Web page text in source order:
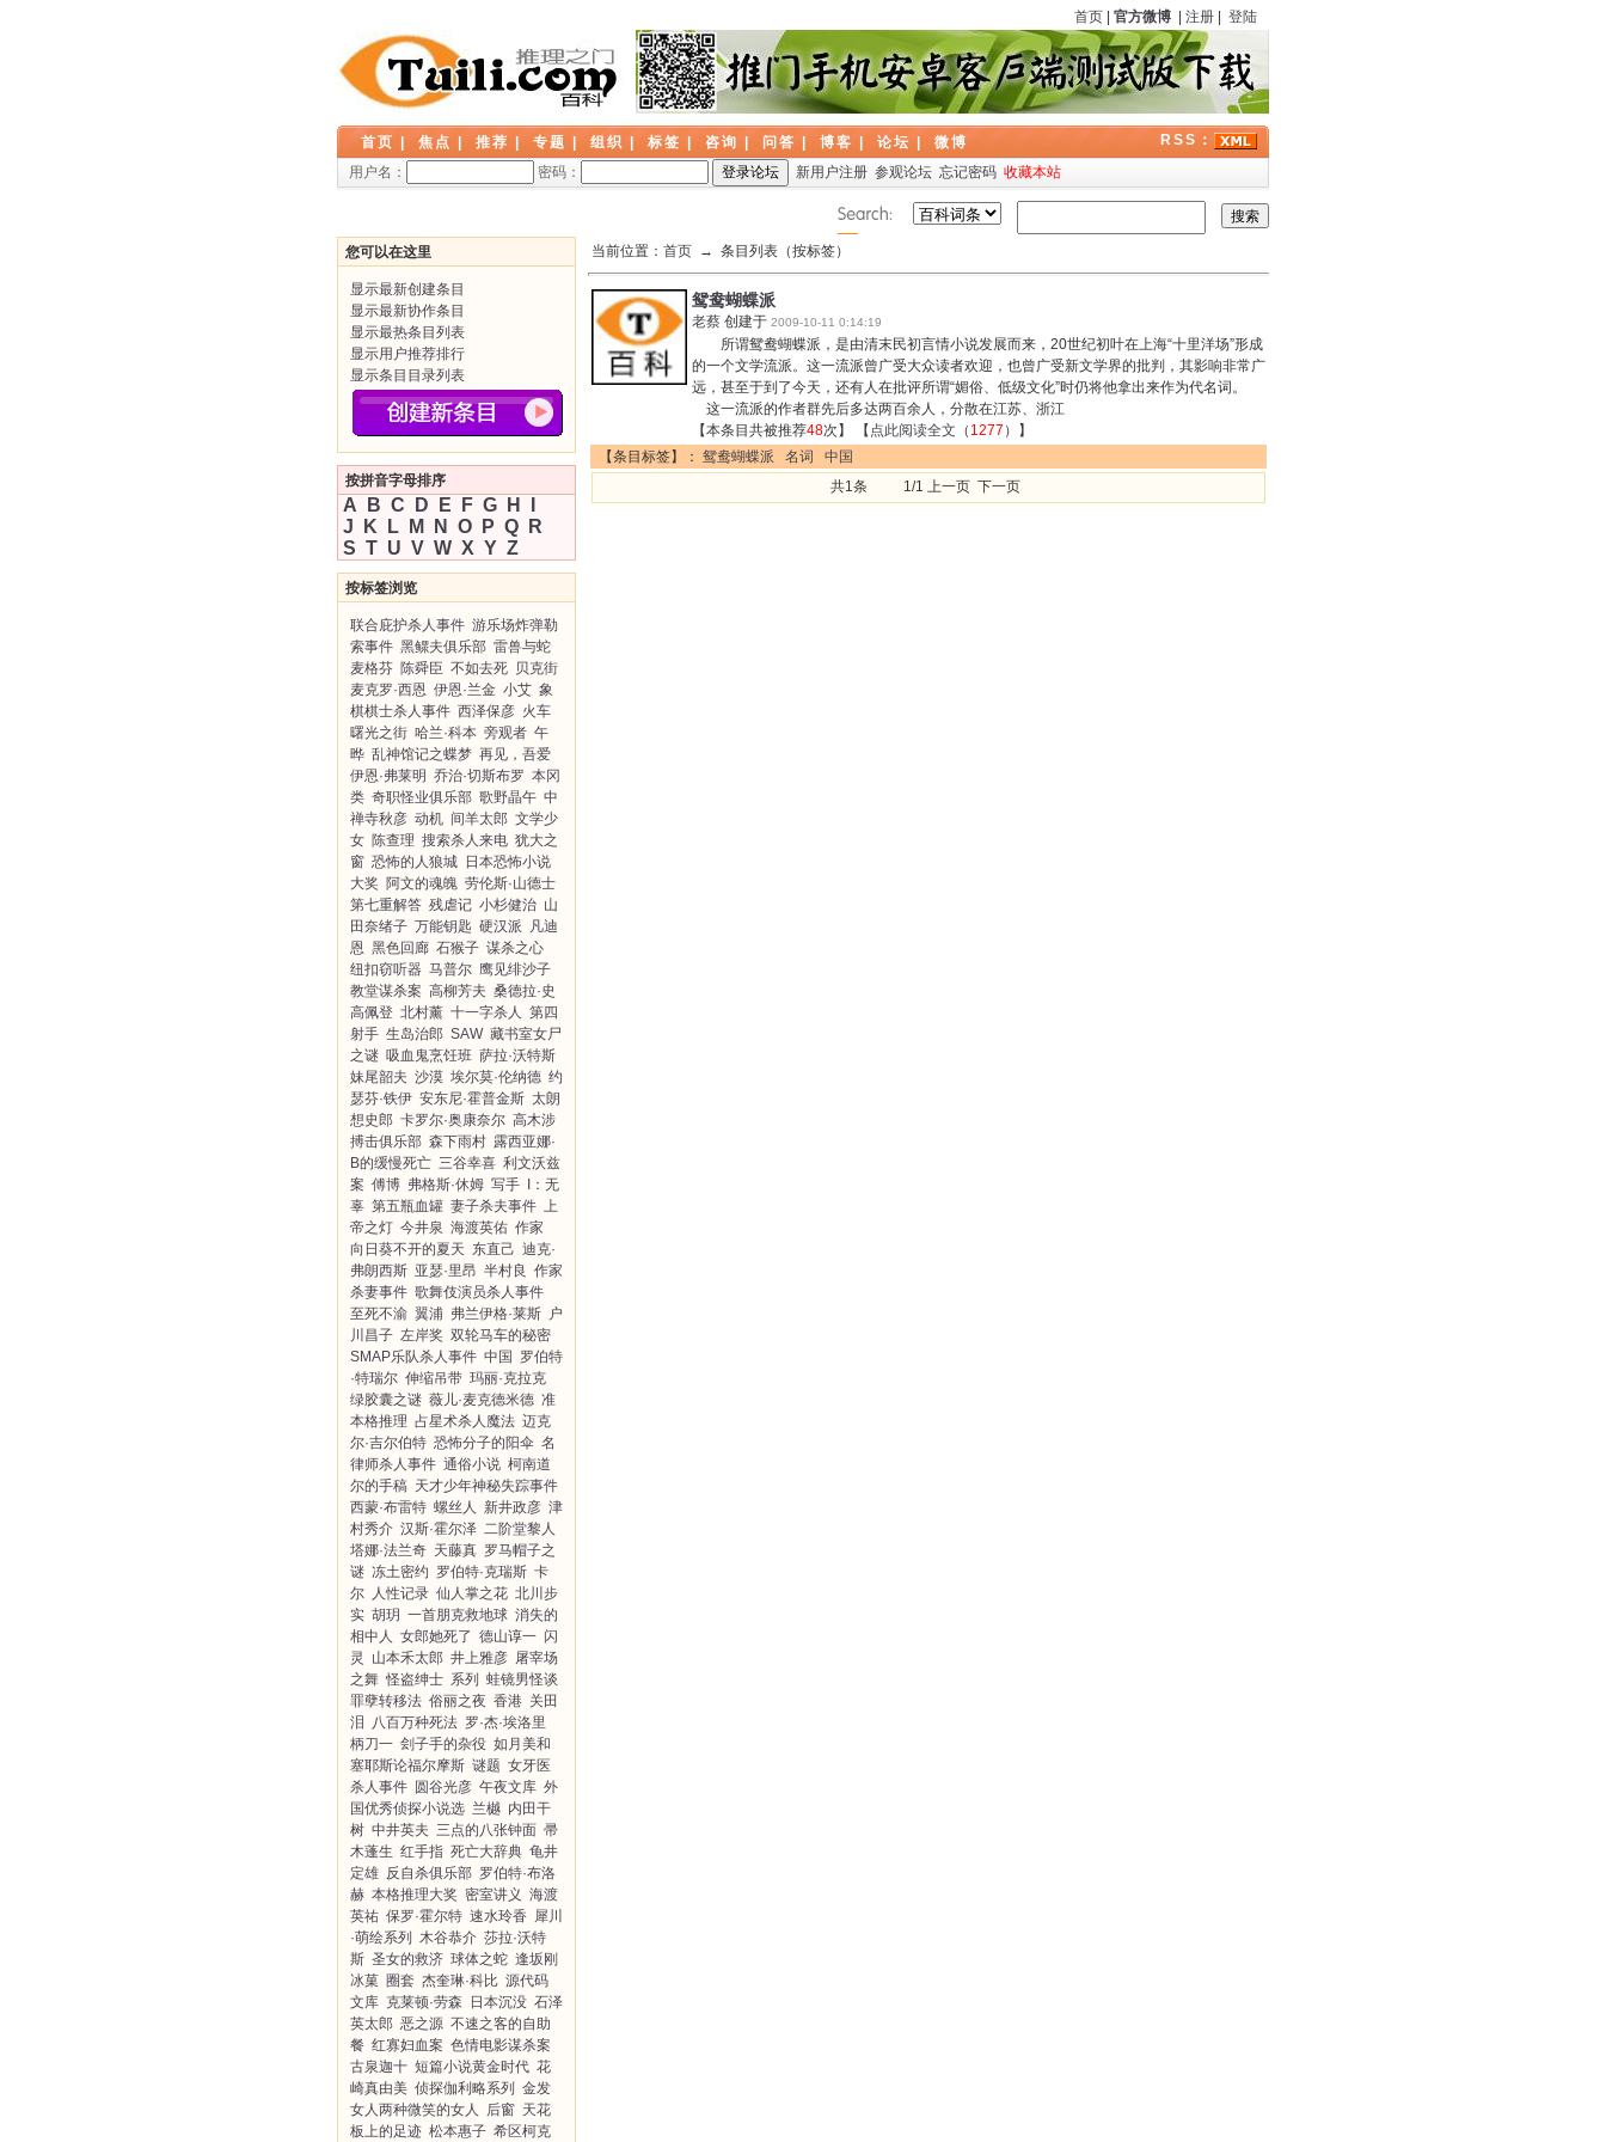
首页 官方微博 注册 登陆
首页 焦点 推荐 专题 组织 标签 咨询 问答 博客 论坛 微博
RSS：
用户名：
密码： 新用户注册 参观论坛 忘记密码 收藏本站
您可以在这里
显示最新创建条目
显示最新协作条目
显示最热条目列表
显示用户推荐排行
显示条目目录列表
按拼音字母排序
A B C D E F G H
J
K L M N O P Q
R
S T U V W X Y Z
按标签浏览
联合庇护杀人事件 游乐场炸弹勒
索事件 黑鳏夫俱乐部 雷兽与蛇
麦格芬 陈舜臣 不如去死 贝克街
麦克罗·西恩 伊恩·兰金 小艾 象
棋棋士杀人事件 西泽保彦 火车
曙光之街 哈兰·科本 旁观者 午
晔 乱神馆记之蝶梦 再见，吾爱
伊恩·弗莱明 乔治·切斯布罗 本冈
类 奇职怪业俱乐部 歌野晶午 中
禅寺秋彦 动机 间羊太郎 文学少
女 陈查理 搜索杀人来电 犹大之
窗 恐怖的人狼城 日本恐怖小说
大奖 阿文的魂魄 劳伦斯·山德士
第七重解答 残虐记 小杉健治 山
田奈绪子 万能钥匙 硬汉派
凡迪
恩 黑色回廊 石猴子 谋杀之心
纽扣窃听器 马普尔 鹰见绯沙子
教堂谋杀案 高柳芳夫 桑德拉·史
高佩登 北村薰 十一字杀人 第四
射手 生岛治郎 SAW 藏书室女尸
之谜 吸血鬼烹饪班 萨拉·沃特斯
妹尾韶夫 沙漠 埃尔莫·伦纳德 约
瑟芬·铁伊 安东尼·霍普金斯 太朗
想史郎 卡罗尔·奥康奈尔 高木涉
搏击俱乐部 森下雨村 露西亚娜·
B的缓慢死亡 三谷幸喜 利文沃兹
案 傅博 弗格斯·休姆 写手
I：无
辜 第五瓶血罐 妻子杀夫事件 上
帝之灯 今井泉 海渡英佑 作家
向日葵不开的夏天 东直己 迪克·
弗朗西斯 亚瑟·里昂 半村良 作家
杀妻事件 歌舞伎演员杀人事件
至死不渝 翼浦 弗兰伊格·莱斯 户
川昌子 左岸奖 双轮马车的秘密
SMAP乐队杀人事件 中国
罗伯特
·特瑞尔 伸缩吊带 玛丽·克拉克
绿胶囊之谜 薇儿·麦克德米德 准
本格推理 占星术杀人魔法 迈克
尔·吉尔伯特 恐怖分子的阳伞 名
律师杀人事件 通俗小说 柯南道
尔的手稿 天才少年神秘失踪事件
西蒙·布雷特 螺丝人 新井政彦 津
村秀介 汉斯·霍尔泽 二阶堂黎人
塔娜·法兰奇 天藤真 罗马帽子之
谜 冻土密约 罗伯特·克瑞斯 卡
尔 人性记录 仙人掌之花 北川步
实 胡玥 一首朋克救地球 消失的
相中人 女郎她死了 德山谆一 闪
灵
山本禾太郎 井上雅彦 屠宰场
之舞 怪盗绅士 系列
蛙镜男怪谈
罪孽转移法 俗丽之夜 香港 关田
泪
八百万种死法 罗·杰·埃洛里
柄刀一 刽子手的杂役 如月美和
塞耶斯论福尔摩斯 谜题 女牙医
杀人事件 圆谷光彦 午夜文库 外
国优秀侦探小说选 兰樾 内田干
树 中井英夫 三点的八张钟面 帚
木蓬生 红手指 死亡大辞典 龟井
定雄 反自杀俱乐部 罗伯特·布洛
赫 本格推理大奖 密室讲义 海渡
英祐 保罗·霍尔特 速水玲香 犀川
·萌绘系列
木谷恭介 莎拉·沃特
斯 圣女的救济 球体之蛇 逢坂刚
冰菓 圈套 杰奎琳·科比 源代码
文库 克莱顿·劳森 日本沉没 石泽
英太郎 恶之源 不速之客的自助
餐 红寡妇血案 色情电影谋杀案
古泉迦十 短篇小说黄金时代 花
崎真由美 侦探伽利略系列
金发
女人两种微笑的女人
后窗 天花
板上的足迹 松本惠子 希区柯克
当前位置： 首页 → 条目列表（按标签）
鸳鸯蝴蝶派
老蔡 创建于 2009-10-11 0:14:19
所谓鸳鸯蝴蝶派，是由清末民初言情小说发展而来，20世纪初叶在上海“十里洋场”形成
的一个文学流派。这一流派曾广受大众读者欢迎，也曾广受新文学界的批判，其影响非常广
远，甚至于到了今天，还有人在批评所谓“媚俗、低级文化”时仍将他拿出来作为代名词。
这一流派的作者群先后多达两百余人，分散在江苏、浙江
【本条目共被推荐48次】 【 点此阅读全文 （ 1277 ）】
【条目标签】： 鸳鸯蝴蝶派 名词
中国
共1条 1/1 上一页 下一页